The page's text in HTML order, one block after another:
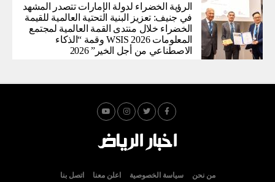
الرؤية الخضراء لدولة الإمارات تتصدر المشهد
في جنيف: تعزيز البنية التحتية العالمية للقيمة
الخضراء خلال منتدى القمة العالمية لمجتمع
المعلومات WSIS 2026 وقمة “الذكاء
الاصطناعي من أجل الخير” 2026
من نحن سياسة الخصوصية اعلن معنا اتصل بنا